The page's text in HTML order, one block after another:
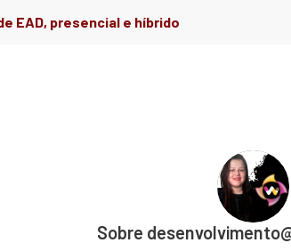
EAD, presencial e híbrido
Sobre